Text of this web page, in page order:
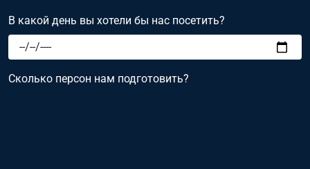
В какой день вы хотели бы нас посетить?
Сколько персон нам подготовить?